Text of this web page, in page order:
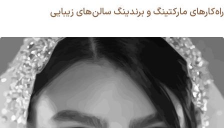
راه‌کارهای مارکتینگ و برندینگ سالن‌های زیبایی